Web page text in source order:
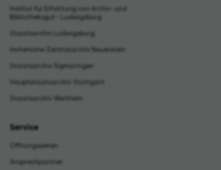
Institut für Erhaltung von Archiv- und
Bibliotheksgut - Ludwigsburg
Staatsarchiv Ludwigsburg
Hohenlohe-Zentralarchiv Neuenstein
Staatsarchiv Sigmaringen
Hauptstaatsarchiv Stuttgart
Staatsarchiv Wertheim
Service
Öffnungszeiten
Ansprechpartner